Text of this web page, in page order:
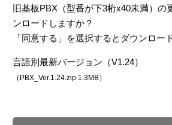
お客様は、本ソフトウェ
限度で本ソフトウェアをお
ーターにダウンロードして
できます。
本ソフトウェアが有するす
ハードウェアキー（以下「
旧基板PBX（型番が下3桁x40未満）の
ンロードしますか？
「同意する」を選択するとダウンロー
言語別最新バージョン（V1.24）
（PBX_Ver.1.24.zip 1.3MB）